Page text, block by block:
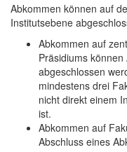
Abkommen können auf
Institutsebene
Abkommen auf
Präsidiums
abgeschlossen
mindestens drei
nicht direkt einem
ist.
Abkommen auf
Abschluss eines